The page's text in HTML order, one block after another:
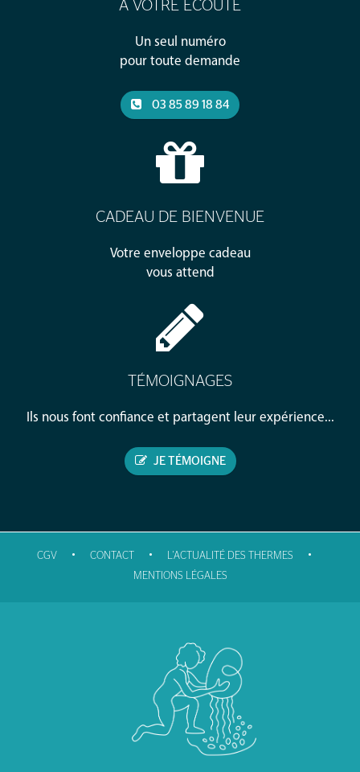
À VOTRE ÉCOUTE
Un seul numéro
pour toute demande
03 85 89 18 84
CADEAU DE BIENVENUE
Votre enveloppe cadeau
vous attend
TÉMOIGNAGES
Ils nous font confiance et partagent leur expérience...
JE TÉMOIGNE
CGV • CONTACT • L'ACTUALITÉ DES THERMES •
MENTIONS LÉGALES